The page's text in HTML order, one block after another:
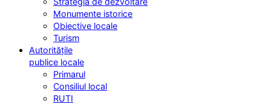
Monumente istorice
Obiective locale
Turism
Autoritățile
publice locale
Primarul
Consiliul local
RUTI